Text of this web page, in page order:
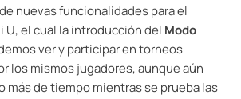
nuevas funcionalidades para el
U, el cual la introducción del Modo
ver y participar en torneos
los mismos jugadores, aunque aún
más de tiempo mientras se prueba las